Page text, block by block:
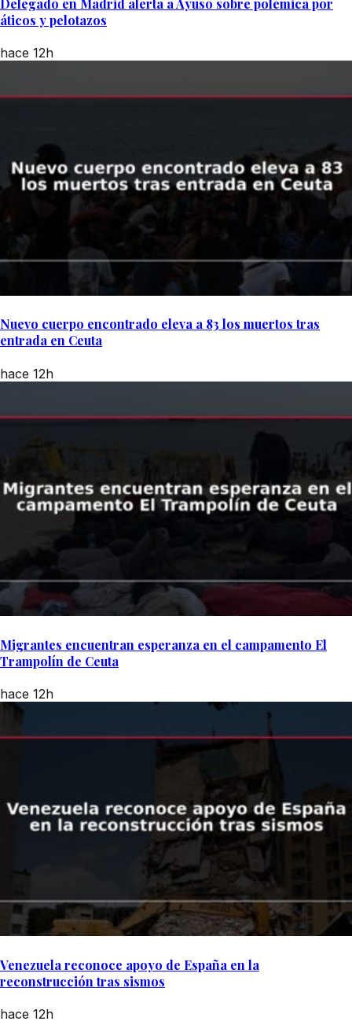
Delegado en Madrid alerta a Ayuso sobre polémica por
áticos y pelotazos
hace 12h
Nuevo cuerpo encontrado eleva a 83 los muertos tras
entrada en Ceuta
hace 12h
Migrantes encuentran esperanza en el campamento El
Trampolín de Ceuta
hace 12h
Venezuela reconoce apoyo de España en la
reconstrucción tras sismos
hace 12h